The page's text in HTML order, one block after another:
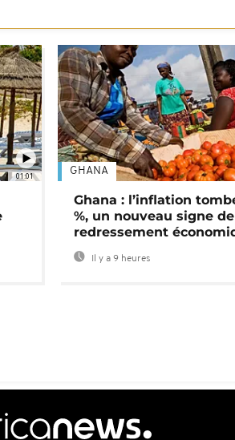
01:01 GHANA
Ghana : l’inflation
%, un nouveau signe de
redressement
Il y a 9 heures